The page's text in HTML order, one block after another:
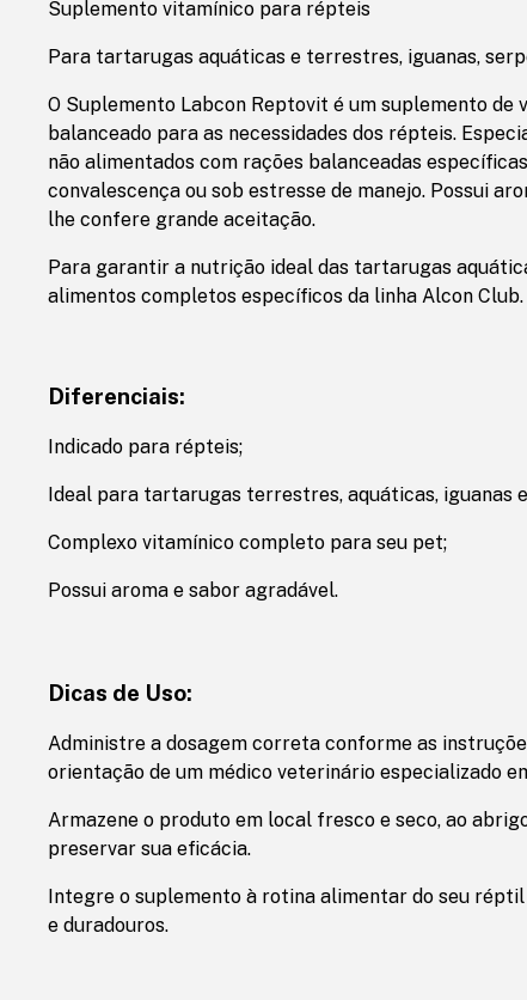
Suplemento vitamínico para répteis
Para tartarugas aquáticas e terrestres, iguanas,
O Suplemento Labcon Reptovit é um suplemento de
balanceado para as necessidades dos répteis.
não alimentados com rações balanceadas
convalescença ou sob estresse de manejo. Possui
lhe confere grande aceitação.
Para garantir a nutrição ideal das tartarugas
alimentos completos específicos da linha Alcon Club.
Diferenciais:
Indicado para répteis;
Ideal para tartarugas terrestres, aquáticas, iguanas
Complexo vitamínico completo para seu pet;
Possui aroma e sabor agradável.
Dicas de Uso:
Administre a dosagem correta conforme as
orientação de um médico veterinário especializado
Armazene o produto em local fresco e seco, ao
preservar sua eficácia.
Integre o suplemento à rotina alimentar do seu
e duradouros.